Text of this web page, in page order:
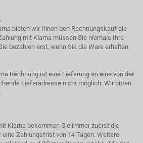
bieten wir Ihnen den Rechnungskauf als
mit Klarna müssen Sie niemals Ihre
bezahlen erst, wenn Sie die Ware erhalten
Rechnung ist eine Lieferung an eine von der
Lieferadresse nicht möglich. Wir bitten
Klarna bekommen Sie immer zuerst die
eine Zahlungsfrist von 14 Tagen. Weitere